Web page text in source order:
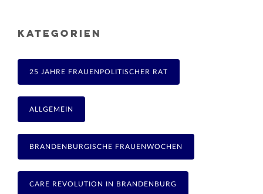
KATEGORIEN
25 JAHRE FRAUENPOLITISCHER RAT
ALLGEMEIN
BRANDENBURGISCHE FRAUENWOCHEN
CARE REVOLUTION IN BRANDENBURG